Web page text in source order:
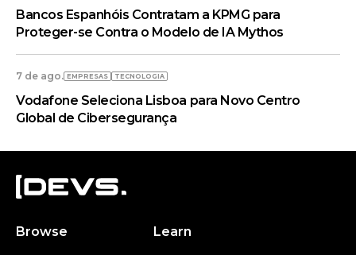
Bancos Espanhóis Contratam a KPMG para
Proteger-se Contra o Modelo de IA Mythos
7 de ago. EMPRESAS TECNOLOGIA
Vodafone Seleciona Lisboa para Novo Centro
Global de Cibersegurança
Browse
Learn